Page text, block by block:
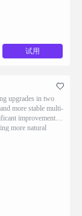
试用
upgrades in two
more stable multi-
improvements
more natural